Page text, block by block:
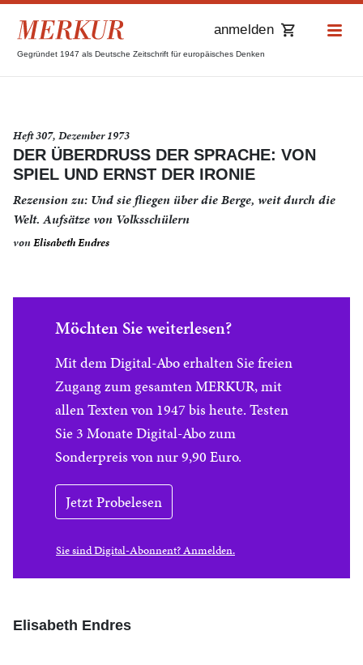
Gegründet 1947 als Deutsche Zeitschrift für europäisches Denken
anmelden
Heft 307, Dezember 1973
DER ÜBERDRUSS DER SPRACHE: VON S
PIEL UND ERNST DER IRONIE
Rezension zu: Und sie fliegen über die Berge, weit durch die
Welt. Aufsätze von Volksschülern
vonElisabeth Endres
Möchten Sie weiterlesen?
Mit dem Digital-Abo erhalten Sie freien
Zugang zum gesamten MERKUR, mit
allen Texten von 1947 bis heute. Testen
Sie 3 Monate Digital-Abo zum
Sonderpreis von nur 9,90 Euro.
Jetzt Probelesen
Sie sind Digital-Abonnent? Anmelden.
Elisabeth Endres